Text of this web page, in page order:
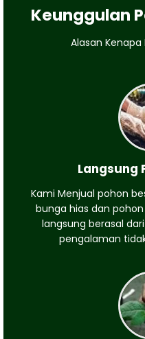
Keunggulan
Alasan
Langsung
Kami Menjual pohon
bunga hias dan
langsung berasal
pengalaman